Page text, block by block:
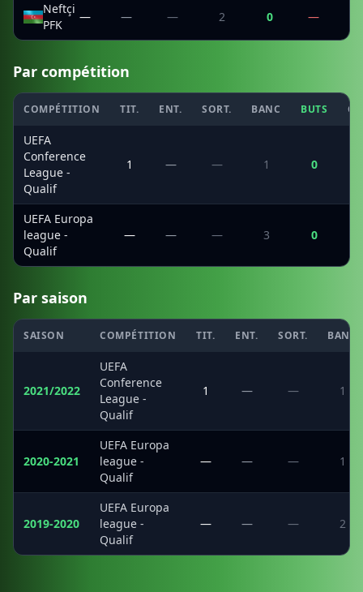
Neftçi
PFK
— — — 2 0 —
Par compétition
COMPÉTITION TIT. ENT. SORT. BANC BUTS
UEFA
Conference
League -
Qualif
1 — — 1 0
UEFA Europa
league -
Qualif
— — — 3 0
Par saison
SAISON COMPÉTITION TIT. ENT. SORT. BANC
2021/2022
UEFA
Conference
League -
Qualif
1 — — 1
2020-2021
UEFA Europa
league -
Qualif
— — — 1
2019-2020
UEFA Europa
league -
Qualif
— — — 2